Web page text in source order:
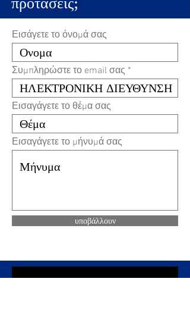
Εισάγετε το όνομά σας
Συμπληρώστε το email σας
Εισαγάγετε το θέμα σας
Εισαγάγετε το μήνυμά σας
υποβάλλουν